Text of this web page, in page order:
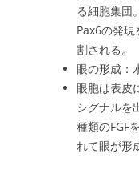
る細胞集団
Pax6の発
割される。
眼の形成：
眼胞は表皮
シグナルを
種類のFGF
れて眼が形